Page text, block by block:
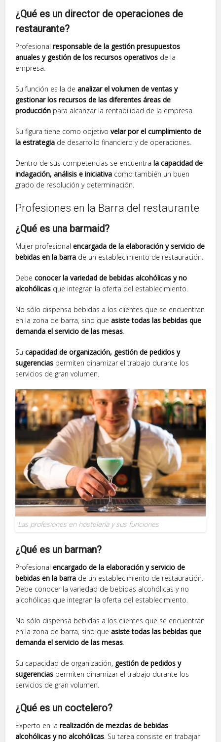
¿Qué es un director de operaciones de
restaurante?
Profesionalresponsable de la gestión presupuestos
anuales y gestión de los recursos operativos de la
empresa.
Su función es la deanalizar el volumen de ventas y
gestionar los recursos de las diferentes áreas de
producción para alcanzar la rentabilidad de la empresa.
Su figura tiene como objetivo velar por el cumplimiento de
la estrategia de desarrollo financiero y de operaciones.
Dentro de sus competencias se encuentrala capacidad de
indagación, análisis e iniciativa como también un buen
grado de resolución y determinación.
Profesiones en la Barra del restaurante
¿Qué es una barmaid?
Mujer profesionalencargada de la elaboración y servicio de
bebidas en la barra de un establecimiento de restauración.
Debeconocer la variedad de bebidas alcohólicas y no
alcohólicas que integran la oferta del establecimiento.
No sólo dispensa bebidas a los clientes que se encuentran
en la zona de barra, sino queasiste todas las bebidas que
demanda el servicio de las mesas.
Sucapacidad de organización, gestión de pedidos y
sugerencias permiten dinamizar el trabajo durante los
servicios de gran volumen.
Las profesiones en hostelería y sus funciones
¿Qué es un barman?
Profesionalencargado de la elaboración y servicio de
bebidas en la barra de un establecimiento de restauración.
Debe conocer la variedad de bebidas alcohólicas y no
alcohólicas que integran la oferta del establecimiento.
No sólo dispensa bebidas a los clientes que se encuentran
en la zona de barra, sino queasiste todas las bebidas que
demanda el servicio de las mesas.
Su capacidad de organización, gestión de pedidos y
sugerencias permiten dinamizar el trabajo durante los
servicios de gran volumen.
¿Qué es un coctelero?
Experto en larealización de mezclas de bebidas
alcohólicas y no alcohólicas. Su tarea consiste en trabajar